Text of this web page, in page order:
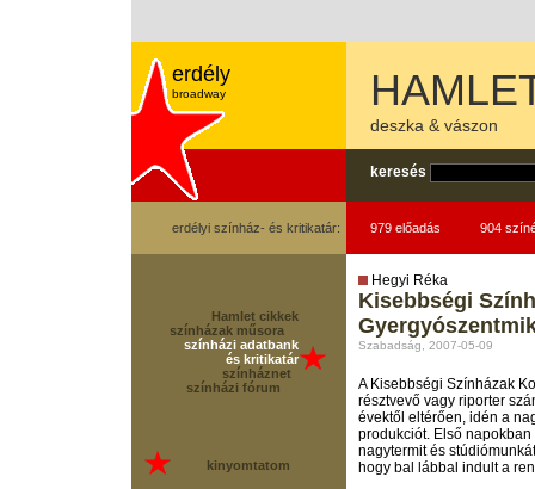
erdély
broadway
deszka & vászon
keresés
erdélyi színház- és kritikatár: 979 előadás 904
Hegyi Réka
Kisebbségi
Szabadság, 2007-05-09
A Kisebbségi Színházak
résztvevő vagy riporter
évektől eltérően, idén a
produkciót. Első
nagytermit és
hogy bal lábbal indult a
Hamlet cikkek
színházak műsora
színházi adatbank
és kritikatár
színháznet
színházi fórum
kinyomtatom